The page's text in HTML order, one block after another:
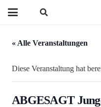
« Alle Veranstaltungen
Diese Veranstaltung hat
ABGESAGT